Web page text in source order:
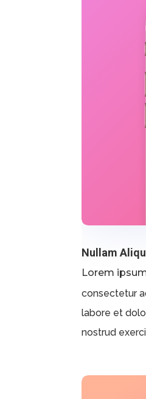
Nullam
Lorem
consectetur
labore et
nostrud